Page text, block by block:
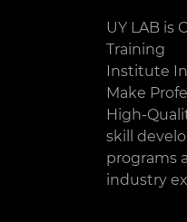
UY LAB is
Training
Institute
Make
High-
skill
programs
industry